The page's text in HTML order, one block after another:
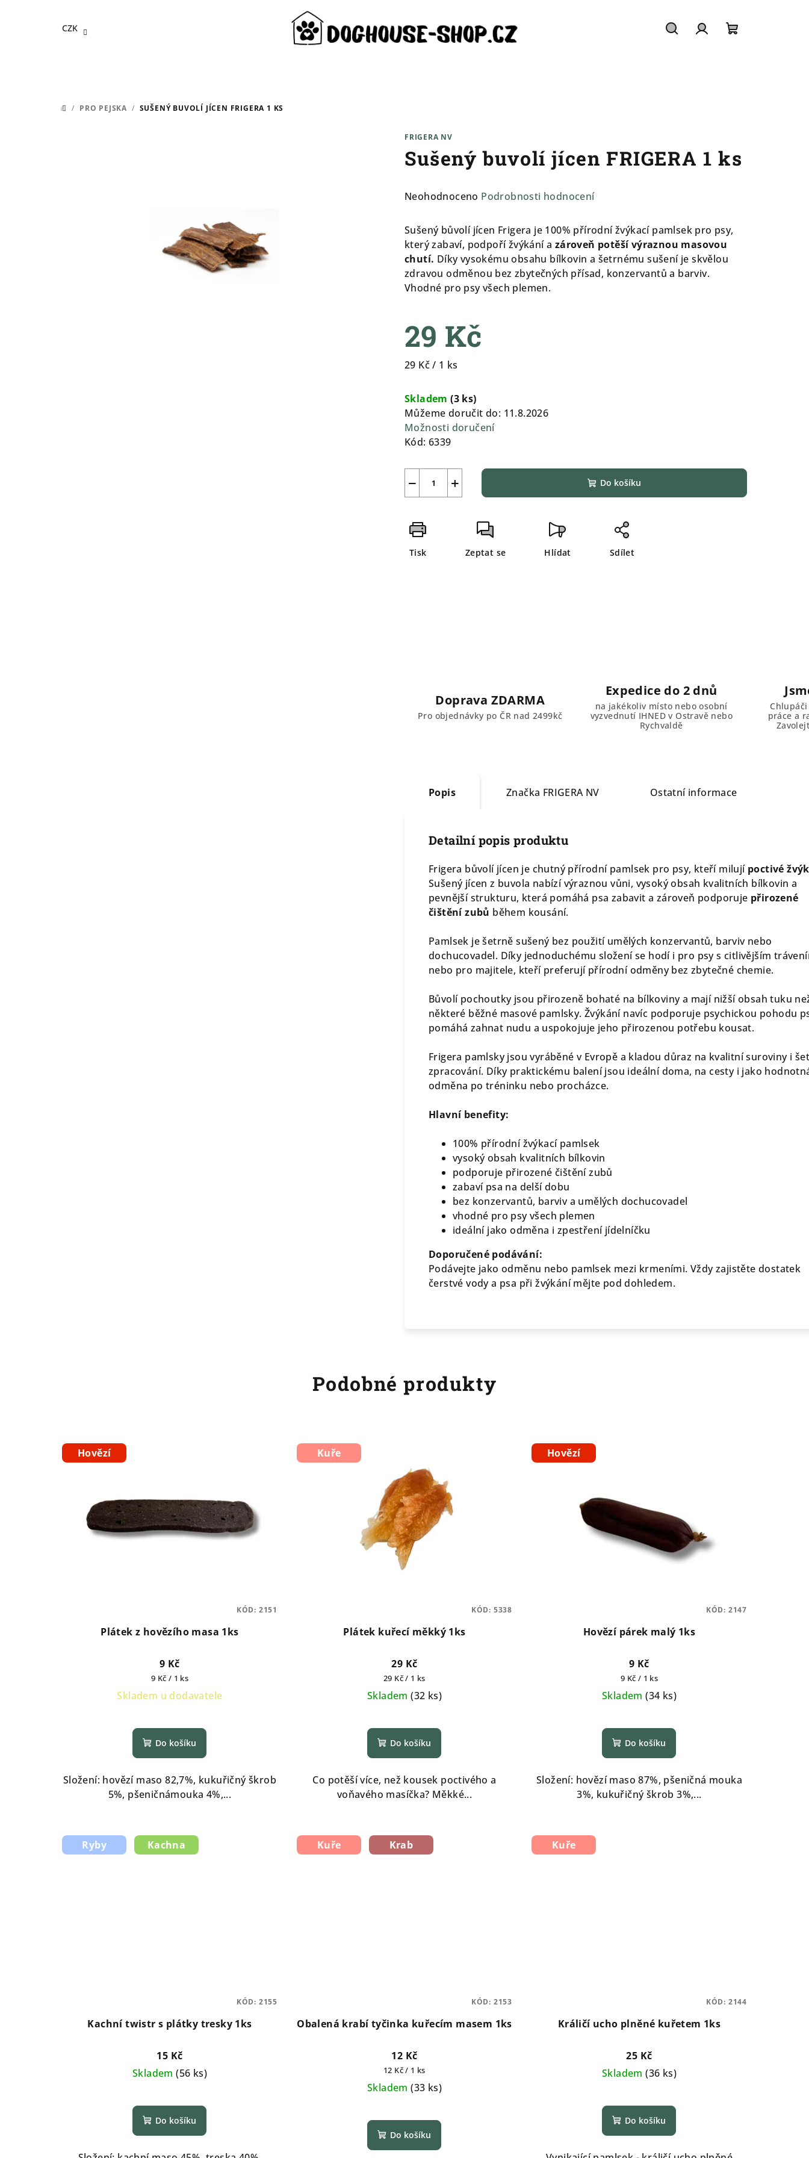
CZK
DOMŮ
/ PRO PEJSKA / SUŠENÝ BUVOLÍ JÍCEN FRIGERA 1 KS
FRIGERA NV
Sušený buvolí jícen FRIGERA 1 ks
Průměrné
produktu
je
0,0
5
hvězdiček.
Neohodnoceno Podrobnosti hodnocení
Sušený bůvolí jícen Frigera je 100% přírodní žvýkací pamlsek pro psy,
který zabaví, podpoří žvýkání a zároveň potěší výraznou masovou
chutí. Díky vysokému obsahu bílkovin a šetrnému sušení je skvělou
zdravou odměnou bez zbytečných přísad, konzervantů a barviv.
Vhodné pro psy všech plemen.
29 Kč
Měrná
29 Kč / 1 ks
Skladem(3 ks)
Můžeme doručit do: 11.8.2026
Možnosti doručení
Kód: 6339
+
− Do košíku
Tisk Zeptat se Hlídat Sdílet
Doprava ZDARMA
Pro objednávky po ČR nad 2499kč
Expedice do 2 dnů
na jakékoliv místo nebo osobní
vyzvednutí IHNED v Ostravě nebo
Rychvaldě
práce a
Popis Značka FRIGERA NV Ostatní informace
Detailní popis produktu
Frigera bůvolí jícen je chutný přírodní pamlsek pro psy, kteří milují poctivé
Sušený jícen z buvola nabízí výraznou vůni, vysoký obsah kvalitních bílkovin a
pevnější strukturu, která pomáhá psa zabavit a zároveň podporuje přirozené
čištění zubů během kousání.
Pamlsek je šetrně sušený bez použití umělých konzervantů, barviv nebo
dochucovadel. Díky jednoduchému složení se hodí i pro psy s citlivějším
nebo pro majitele, kteří preferují přírodní odměny bez zbytečné chemie.
Bůvolí pochoutky jsou přirozeně bohaté na bílkoviny a mají nižší obsah tuku
některé běžné masové pamlsky. Žvýkání navíc podporuje psychickou pohodu
pomáhá zahnat nudu a uspokojuje jeho přirozenou potřebu kousat.
Frigera pamlsky jsou vyráběné v Evropě a kladou důraz na kvalitní suroviny i
zpracování. Díky praktickému balení jsou ideální doma, na cesty i jako
odměna po tréninku nebo procházce.
Hlavní benefity:
100% přírodní žvýkací pamlsek
vysoký obsah kvalitních bílkovin
podporuje přirozené čištění zubů
zabaví psa na delší dobu
bez konzervantů, barviv a umělých dochucovadel
vhodné pro psy všech plemen
ideální jako odměna i zpestření jídelníčku
Doporučené podávání:
Podávejte jako odměnu nebo pamlsek mezi krmeními. Vždy zajistěte dostatek
čerstvé vody a psa při žvýkání mějte pod dohledem.
Podobné produkty
Hovězí
Plátek z hovězího masa 1ks
9 Kč
Měrná
cena:
9 Kč / 1 ks
Skladem u dodavatele
Do košíku
Složení: hovězí maso 82,7%, kukuřičný škrob
5%, pšeničnámouka 4%,...
KÓD: 2151
Kuře
Plátek kuřecí měkký 1ks
29 Kč
Měrná
cena:
29 Kč / 1 ks
Skladem(32 ks)
Do košíku
Co potěší více, než kousek poctivého a
voňavého masíčka? Měkké...
KÓD: 5338
Hovězí
Hovězí párek malý 1ks
9 Kč
Měrná
cena:
9 Kč / 1 ks
Skladem(34 ks)
Do košíku
Složení: hovězí maso 87%, pšeničná mouka
3%, kukuřičný škrob 3%,...
KÓD: 2147
Ryby Kachna
Kachní twistr s plátky tresky 1ks
15 Kč
Skladem(56 ks)
hodnocení
produktu
je
5,0
Do košíku
KÓD: 2155
Kuře Krab
Obalená krabí tyčinka kuřecím masem 1ks
12 Kč
Měrná
cena:
12 Kč / 1 ks
Skladem(33 ks)
Do košíku
KÓD: 2153
Kuře
Králičí ucho plněné kuřetem 1ks
25 Kč
Skladem(36 ks)
Do košíku
KÓD: 2144